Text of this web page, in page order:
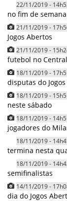
22/11/2019 -
no fim de semana
21/11/2019 -
Jogos Abertos
21/11/2019 -
futebol no
18/11/2019 -
disputas do
18/11/2019 -
neste sábado
18/11/2019 -
jogadores do
18/11/2019 -
termina nesta
18/11/2019 -
semifinalistas
14/11/2019 -
dia do Jogos